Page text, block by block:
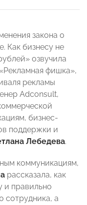
закона о
Как бизнесу не
озвучила
фишка»,
рекламы
Adconsult,
бизнес-
поддержки и
Лебедева.
коммуникациям,
рассказала, как
и правильно
сотрудника, а